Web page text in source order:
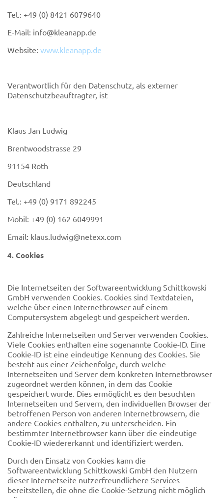
Tel.: +49 (0) 8421 6079640
E-Mail: info@kleanapp.de
Website: www.kleanapp.de
Verantwortlich für den Datenschutz, als externer
Datenschutzbeauftragter, ist
Klaus Jan Ludwig
Brentwoodstrasse 29
91154 Roth
Deutschland
Tel.: +49 (0) 9171 892245
Mobil: +49 (0) 162 6049991
Email: klaus.ludwig@netexx.com
4. Cookies
Die Internetseiten der Softwareentwicklung Schittkowski
GmbH verwenden Cookies. Cookies sind Textdateien,
welche über einen Internetbrowser auf einem
Computersystem abgelegt und gespeichert werden.
Zahlreiche Internetseiten und Server verwenden Cookies.
Viele Cookies enthalten eine sogenannte Cookie-ID. Eine
Cookie-ID ist eine eindeutige Kennung des Cookies. Sie
besteht aus einer Zeichenfolge, durch welche
Internetseiten und Server dem konkreten Internetbrowser
zugeordnet werden können, in dem das Cookie
gespeichert wurde. Dies ermöglicht es den besuchten
Internetseiten und Servern, den individuellen Browser der
betroffenen Person von anderen Internetbrowsern, die
andere Cookies enthalten, zu unterscheiden. Ein
bestimmter Internetbrowser kann über die eindeutige
Cookie-ID wiedererkannt und identifiziert werden.
Durch den Einsatz von Cookies kann die
Softwareentwicklung Schittkowski GmbH den Nutzern
dieser Internetseite nutzerfreundlichere Services
bereitstellen, die ohne die Cookie-Setzung nicht möglich